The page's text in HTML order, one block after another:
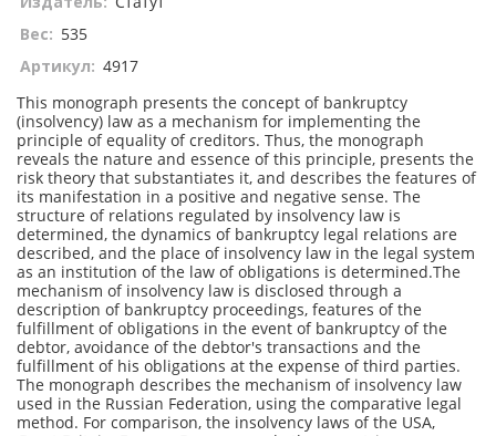
Вес: 535
Артикул: 4917
This monograph presents the concept of bankruptcy
(insolvency) law as a mechanism for implementing the
principle of equality of creditors. Thus, the monograph
reveals the nature and essence of this principle, presents the
risk theory that substantiates it, and describes the features of
its manifestation in a positive and negative sense. The
structure of relations regulated by insolvency law is
determined, the dynamics of bankruptcy legal relations are
described, and the place of insolvency law in the legal system
as an institution of the law of obligations is determined.The
mechanism of insolvency law is disclosed through a
description of bankruptcy proceedings, features of the
fulfillment of obligations in the event of bankruptcy of the
debtor, avoidance of the debtor's transactions and the
fulfillment of his obligations at the expense of third parties.
The monograph describes the mechanism of insolvency law
used in the Russian Federation, using the comparative legal
method. For comparison, the insolvency laws of the USA,